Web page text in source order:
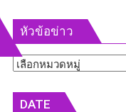
หัวข้อข่าว
หัวข้อ
DATE